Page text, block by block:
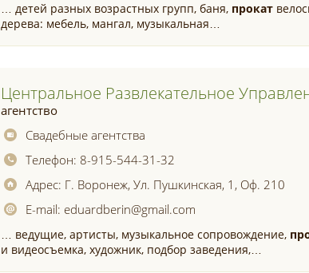
… детей разных возрастных групп, баня, прокат
дерева: мебель, мангал, музыкальная…
Центральное Развлекательное
агентство
Свадебные агентства
Телефон: 8-915-544-31-32
Адрес: Г. Воронеж, Ул. Пушкинская, 1, Оф. 210
E-mail: eduardberin@gmail.com
… ведущие, артисты, музыкальное сопровождение,
и видеосъемка, художник, подбор заведения,…